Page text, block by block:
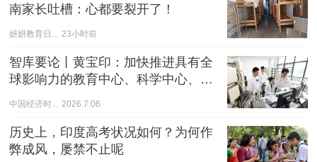
南家长吐槽：心都要裂开了！
妍妍教育日... 23小时前
智库要论丨黄宝印：加快推进具有全
球影响力的教育中心、科学中心、人
中国经济时... 2026.7.06
历史上，印度高考状况如何？为何作
弊成风，屡禁不止呢